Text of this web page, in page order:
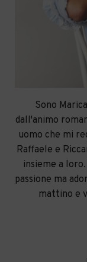
Sono
dall'animo
uomo che mi
Raffaele e
insieme a
passione ma
mattino e